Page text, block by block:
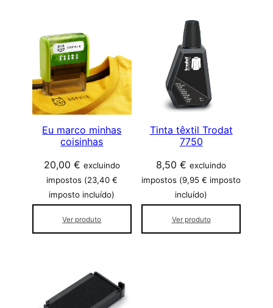
s
i
f
c
a
d
o
p
o
r
p
o
p
u
Eu marco minhas
coisinhas
20,00 € excluindo
impostos (23,40 €
imposto incluído)
Ver produto
Tinta têxtil Trodat
7750
8,50€ excluindo
impostos (9,95€ imposto
incluído)
Ver produto